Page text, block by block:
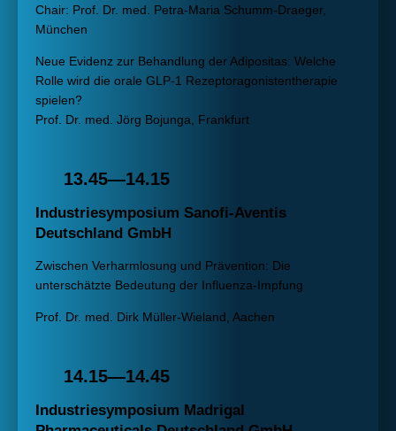
Chair: Prof. Dr. med. Petra-Maria Schumm-Draeger,
München
Neue Evidenz zur Behandlung der Adipositas: Welche
Rolle wird die orale GLP-1 Rezeptoragonistentherapie
spielen?
Prof. Dr. med. Jörg Bojunga, Frankfurt
13.45—14.15
Industriesymposium Sanofi-Aventis
Deutschland GmbH
Zwischen Verharmlosung und Prävention: Die
unterschätzte Bedeutung der Influenza-Impfung
Prof. Dr. med. Dirk Müller-Wieland, Aachen
14.15—14.45
Industriesymposium Madrigal